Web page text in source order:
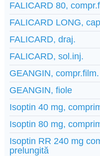
FALICARD 80,
FALICARD LONG,
FALICARD, draj.
FALICARD, sol.inj.
GEANGIN, compr.film.
GEANGIN, fiole
Isoptin 40 mg,
Isoptin 80 mg,
Isoptin RR 240 mg
prelungită